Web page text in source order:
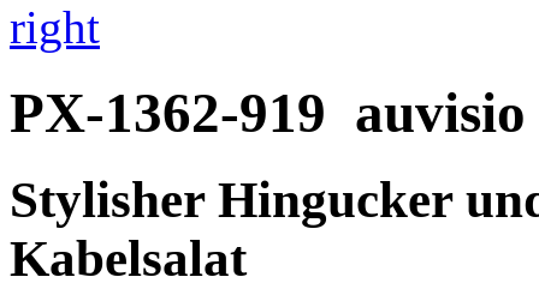
right
PX-1362-919 auvisio
Stylisher Hingucker
Kabelsalat